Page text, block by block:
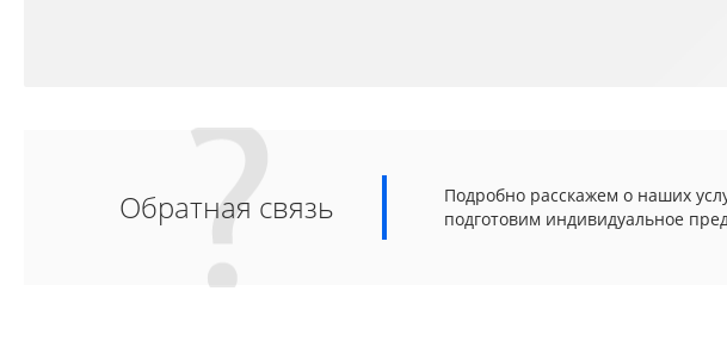
Обратная связь
Подробно расскажем о наших
подготовим индивидуальное